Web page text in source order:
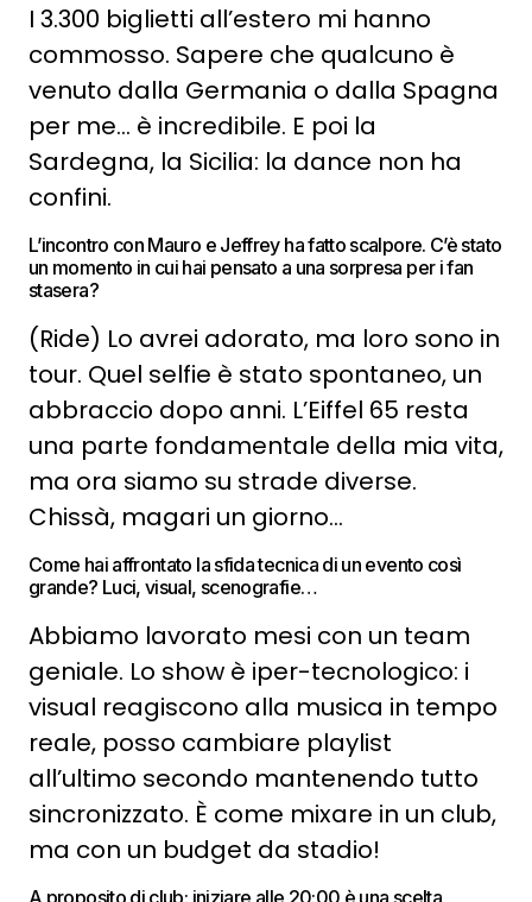
I 3.300 biglietti all’estero mi hanno
commosso. Sapere che qualcuno è
venuto dalla Germania o dalla Spagna
per me… è incredibile. E poi la
Sardegna, la Sicilia: la dance non ha
confini.
L’incontro con Mauro e Jeffrey ha fatto scalpore. C’è stato
un momento in cui hai pensato a una sorpresa per i fan
stasera?
(Ride) Lo avrei adorato, ma loro sono in
tour. Quel selfie è stato spontaneo, un
abbraccio dopo anni. L’Eiffel 65 resta
una parte fondamentale della mia vita,
ma ora siamo su strade diverse.
Chissà, magari un giorno…
Come hai affrontato la sfida tecnica di un evento così
grande? Luci, visual, scenografie…
Abbiamo lavorato mesi con un team
geniale. Lo show è iper-tecnologico: i
visual reagiscono alla musica in tempo
reale, posso cambiare playlist
all’ultimo secondo mantenendo tutto
sincronizzato. È come mixare in un club,
ma con un budget da stadio!
A proposito di club: iniziare alle 20:00 è una scelta